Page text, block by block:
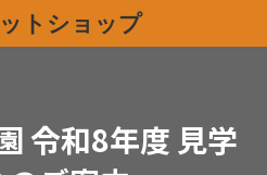
トショップ
令和8年度 見学